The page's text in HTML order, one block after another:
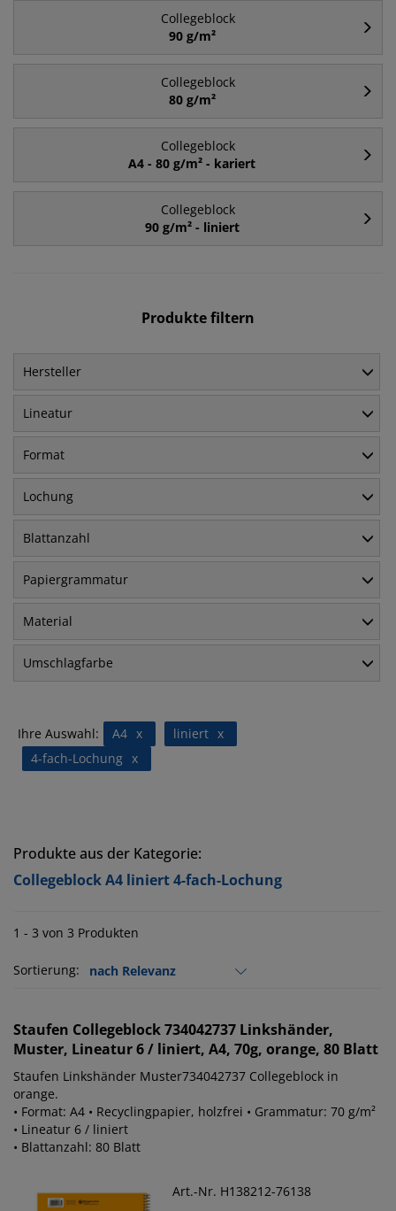
Collegeblock
90 g/m²
Collegeblock
80 g/m²
Collegeblock
A4 - 80 g/m² - kariert
Collegeblock
90 g/m² - liniert
Produkte filtern
Hersteller
Lineatur
Format
Lochung
Blattanzahl
Papiergrammatur
Material
Umschlagfarbe
Ihre Auswahl: x
A4 x
liniert
x
4-fach-Lochung
Produkte aus der Kategorie:
Collegeblock A4 liniert 4-fach-Lochung
1 - 3 von 3 Produkten
Sortierung:
Staufen Collegeblock 734042737 Linkshänder,
Muster, Lineatur 6 / liniert, A4, 70g, orange, 80 Blatt
Staufen Linkshänder Muster734042737 Collegeblock in
orange.
• Format: A4 • Recyclingpapier, holzfrei • Grammatur: 70 g/m²
• Lineatur 6 / liniert
• Blattanzahl: 80 Blatt
Art.-Nr. H138212-76138